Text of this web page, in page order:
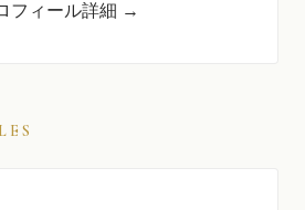
フィール詳細 →